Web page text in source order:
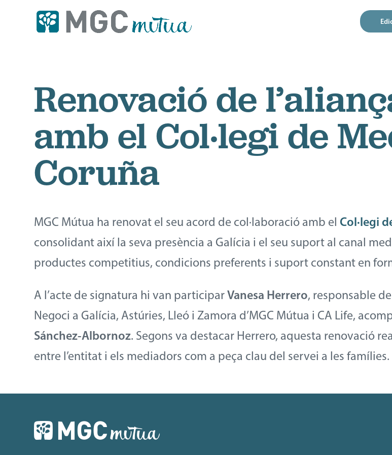
Renovació de
amb el Col·legi de
Coruña
MGC Mútua ha renovat el seu acord de col·laboració amb elCol·legi
consolidant així la seva presència a Galícia i el seu suport al canal
productes competitius, condicions preferents i suport constant en
A l’acte de signatura hi van participarVanesa Herrero, responsable
Negoci a Galícia, Astúries, Lleó i Zamora d’MGC Mútua i CA Life,
Sánchez-Albornoz. Segons va destacar Herrero, aquesta renovació
entre l’entitat i els mediadors com a peça clau del servei a les famílies.